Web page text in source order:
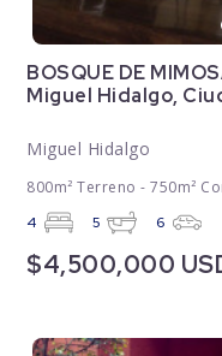
BOSQUE DE
Miguel Hidalgo,
Miguel Hidalgo
800m² Terreno - 750m²
4 5 6
$4,500,000